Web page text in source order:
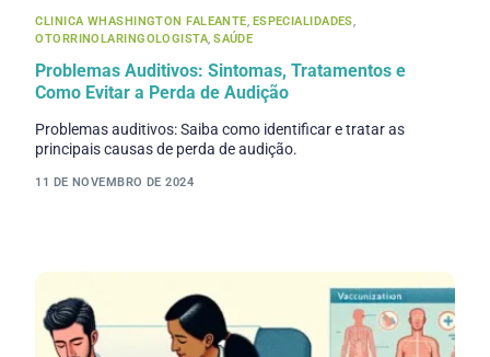
CLINICA WHASHINGTON FALEANTE, ESPECIALIDADES,
OTORRINOLARINGOLOGISTA,SAÚDE
Problemas Auditivos: Sintomas, Tratamentos e
Como Evitar a Perda de Audição
Problemas auditivos: Saiba como identificar e tratar as
principais causas de perda de audição.
11 DE NOVEMBRO DE 2024